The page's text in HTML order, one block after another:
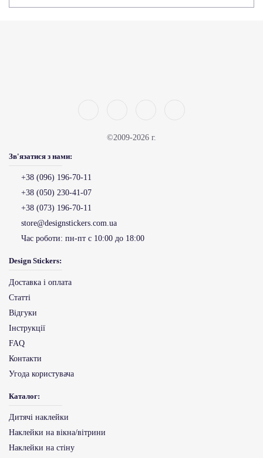
©2009-2026 г.
Зв'язатися з нами:
+38 (096) 196-70-11
+38 (050) 230-41-07
+38 (073) 196-70-11
store@designstickers.com.ua
Час роботи: пн-пт с 10:00 до 18:00
Design Stickers:
Доставка і оплата
Статті
Відгуки
Інструкції
FAQ
Контакти
Угода користувача
Каталог:
Дитячі наклейки
Наклейки на вікна/вітрини
Наклейки на стіну